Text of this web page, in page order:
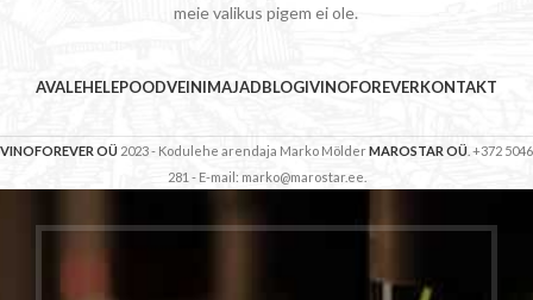
meie valikus pigem ei ole.
AVALEHELEPOODVEINIMAJADBLOGIVINOFOREVERKONTAKT
VINOFOREVER OÜ 2023 - Kodulehe arendaja Marko MölderMAROSTAR OÜ . +372 5046
281 - E-mail: marko@marostar.ee.